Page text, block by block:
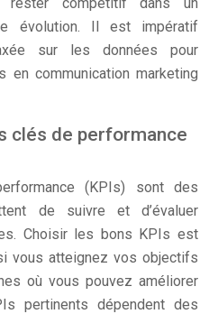
évolution. Il est impératif
sur les données pour
en communication marketing
clés de performance
(KPIs) sont des
de suivre et d’évaluer
Choisir les bons KPIs est
vous atteignez vos objectifs
où vous pouvez améliorer
pertinents dépendent des